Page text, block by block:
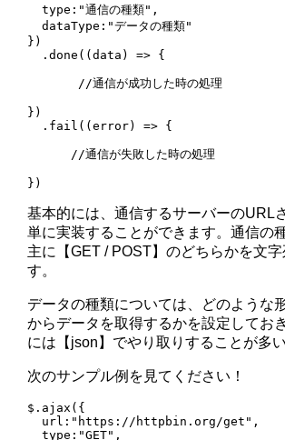
  type:"通信の種類",
  dataType:"データの種類"
})
})
基本的には、通信するサーバーのURL
単に実装することができます。通信の
主に【GET / POST】のどちらかを文字
す。
データの種類については、どのような
からデータを取得するかを設定してお
には【json】でやり取りすることが多
次のサンプル例を見てください！
$.ajax({
  type:"GET",